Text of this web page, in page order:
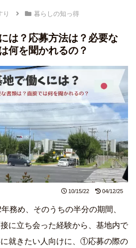
り 暮らしの知っ得
は？応募方法は？必要な
何を聞かれるの？
10/15/22 04/12/25
務め、そのうちの半分の期間、
に立ち会った経験から、基地内で
就きたい人向けに、①応募の際の